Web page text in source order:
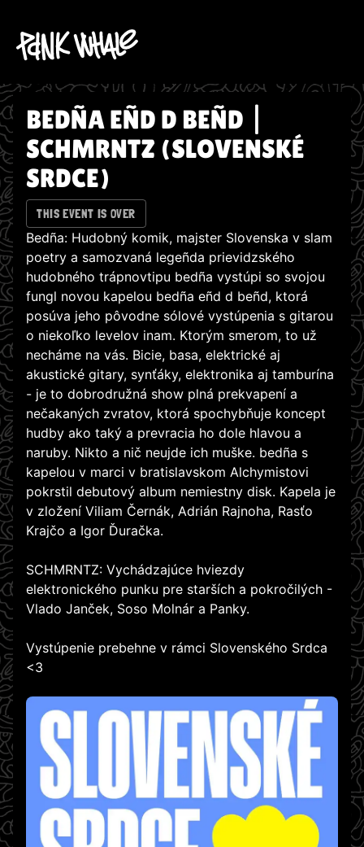
BEDÑA EÑD D BEÑD |
SCHMRNTZ (SLOVENSKÉ
SRDCE)
THIS EVENT IS OVER
Bedña: Hudobný komik, majster Slovenska v slam
poetry a samozvaná legeñda prievidzského
hudobného trápnovtipu bedña vystúpi so svojou
fungl novou kapelou bedña eñd d beñd, ktorá
posúva jeho pôvodne sólové vystúpenia s gitarou
o niekoľko levelov inam. Ktorým smerom, to už
necháme na vás. Bicie, basa, elektrické aj
akustické gitary, synťáky, elektronika aj tamburína
- je to dobrodružná show plná prekvapení a
nečakaných zvratov, ktorá spochybňuje koncept
hudby ako taký a prevracia ho dole hlavou a
naruby. Nikto a nič neujde ich muške. bedña s
kapelou v marci v bratislavskom Alchymistovi
pokrstil debutový album nemiestny disk. Kapela je
v zložení Viliam Černák, Adrián Rajnoha, Rasťo
Krajčo a Igor Ďuračka.
SCHMRNTZ: Vychádzajúce hviezdy
elektronického punku pre starších a pokročilých -
Vlado Janček, Soso Molnár a Panky.
Vystúpenie prebehne v rámci Slovenského Srdca
<3